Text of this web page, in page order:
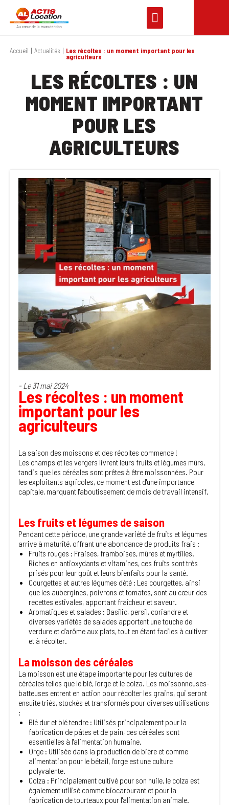
Accueil Actualités Les récoltes : un moment important pour les
agriculteurs
LES RÉCOLTES : UN
MOMENT IMPORTANT
POUR LES
AGRICULTEURS
Les récoltes : un moment
important pour les
agriculteurs
La saison des moissons et des récoltes commence !
Les champs et les vergers livrent leurs fruits et légumes mûrs,
tandis que les céréales sont prêtes à être moissonnées. Pour
les exploitants agricoles, ce moment est d'une importance
capitale, marquant l'aboutissement de mois de travail intensif.
Les fruits et légumes de saison
Pendant cette période, une grande variété de fruits et légumes
arrive à maturité, offrant une abondance de produits frais :
Fruits rouges : Fraises, framboises, mûres et myrtilles.
Riches en antioxydants et vitamines, ces fruits sont très
prisés pour leur goût et leurs bienfaits pour la santé.
Courgettes et autres légumes d'été : Les courgettes, ainsi
que les aubergines, poivrons et tomates, sont au cœur des
recettes estivales, apportant fraîcheur et saveur.
Aromatiques et salades : Basilic, persil, coriandre et
diverses variétés de salades apportent une touche de
verdure et d’arôme aux plats, tout en étant faciles à cultiver
et à récolter.
La moisson des céréales
La moisson est une étape importante pour les cultures de
céréales telles que le blé, l'orge et le colza. Les moissonneuses-
batteuses entrent en action pour récolter les grains, qui seront
ensuite triés, stockés et transformés pour diverses utilisations
:
Blé dur et blé tendre : Utilisés principalement pour la
fabrication de pâtes et de pain, ces céréales sont
essentielles à l'alimentation humaine.
Orge : Utilisée dans la production de bière et comme
alimentation pour le bétail, l’orge est une culture
polyvalente.
Colza : Principalement cultivé pour son huile, le colza est
également utilisé comme biocarburant et pour la
fabrication de tourteaux pour l'alimentation animale.
- Le 31 mai 2024